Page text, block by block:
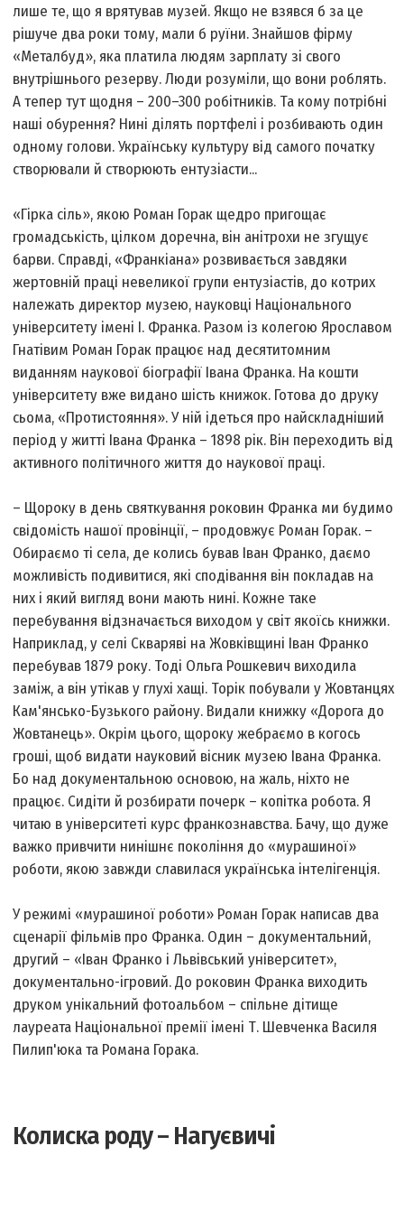
лише те, що я врятував музей. Якщо не взявся б за це
рішуче два роки тому, мали б руїни. Знайшов фірму
«Металбуд», яка платила людям зарплату зі свого
внутрішнього резерву. Люди розуміли, що вони роблять.
А тепер тут щодня – 200–300 робітників. Та кому потрібні
наші обурення? Нині ділять портфелі і розбивають один
одному голови. Українську культуру від самого початку
створювали й створюють ентузіасти...
«Гірка сіль», якою Роман Горак щедро пригощає
громадськість, цілком доречна, він анітрохи не згущує
барви. Справді, «Франкіана» розвивається завдяки
жертовній праці невеликої групи ентузіастів, до котрих
належать директор музею, науковці Національного
університету імені І. Франка. Разом із колегою Ярославом
Гнатівим Роман Горак працює над десятитомним
виданням наукової біографії Івана Франка. На кошти
університету вже видано шість книжок. Готова до друку
сьома, «Протистояння». У ній ідеться про найскладніший
період у житті Івана Франка – 1898 рік. Він переходить від
активного політичного життя до наукової праці.
– Щороку в день святкування роковин Франка ми будимо
свідомість нашої провінції, – продовжує Роман Горак. –
Обираємо ті села, де колись бував Іван Франко, даємо
можливість подивитися, які сподівання він покладав на
них і який вигляд вони мають нині. Кожне таке
перебування відзначається виходом у світ якоїсь книжки.
Наприклад, у селі Скваряві на Жовківщині Іван Франко
перебував 1879 року. Тоді Ольга Рошкевич виходила
заміж, а він утікав у глухі хащі. Торік побували у Жовтанцях
Кам'янсько-Бузького району. Видали книжку «Дорога до
Жовтанець». Окрім цього, щороку жебраємо в когось
гроші, щоб видати науковий вісник музею Івана Франка.
Бо над документальною основою, на жаль, ніхто не
працює. Сидіти й розбирати почерк – копітка робота. Я
читаю в університеті курс франкознавства. Бачу, що дуже
важко привчити нинішнє покоління до «мурашиної»
роботи, якою завжди славилася українська інтелігенція.
У режимі «мурашиної роботи» Роман Горак написав два
сценарії фільмів про Франка. Один – документальний,
другий – «Іван Франко і Львівський університет»,
документально-ігровий. До роковин Франка виходить
друком унікальний фотоальбом – спільне дітище
лауреата Національної премії імені Т. Шевченка Василя
Пилип'юка та Романа Горака.
Колиска роду – Нагуєвичі